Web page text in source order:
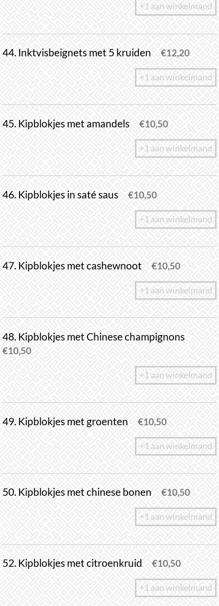
+1 aan winkelmand
44. Inktvisbeignets met 5 kruiden €12,20
+1 aan winkelmand
45. Kipblokjes met amandels €10,50
+1 aan winkelmand
46. Kipblokjes in saté saus €10,50
+1 aan winkelmand
47. Kipblokjes met cashewnoot €10,50
+1 aan winkelmand
48. Kipblokjes met Chinese champignons
€10,50
+1 aan winkelmand
49. Kipblokjes met groenten €10,50
+1 aan winkelmand
50. Kipblokjes met chinese bonen €10,50
+1 aan winkelmand
52. Kipblokjes met citroenkruid €10,50
+1 aan winkelmand